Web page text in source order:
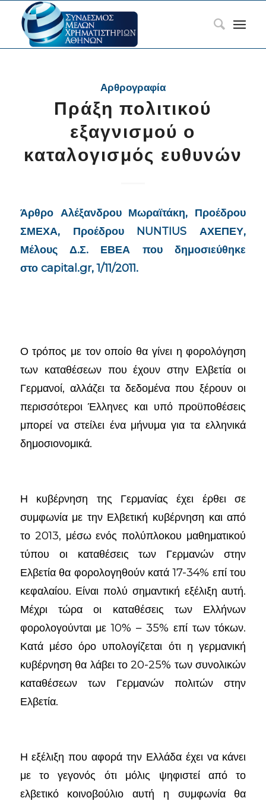
Αρθρογραφία
Πράξη πολιτικού
εξαγνισμού ο
καταλογισμός ευθυνών
Άρθρο Αλέξανδρου Μωραϊτάκη, Προέδρου
ΣΜΕΧΑ, Προέδρου NUNTIUS ΑΧΕΠΕΥ,
Μέλους Δ.Σ. ΕΒΕΑ που δημοσιεύθηκε
στο capital.gr, 1/11/2011.
Ο τρόπος με τον οποίο θα γίνει η φορολόγηση
των καταθέσεων που έχουν στην Ελβετία οι
Γερμανοί, αλλάζει τα δεδομένα που ξέρουν οι
περισσότεροι Έλληνες και υπό προϋποθέσεις
μπορεί να στείλει ένα μήνυμα για τα ελληνικά
δημοσιονομικά.
Η κυβέρνηση της Γερμανίας έχει έρθει σε
συμφωνία με την Ελβετική κυβέρνηση και από
το 2013, μέσω ενός πολύπλοκου μαθηματικού
τύπου οι καταθέσεις των Γερμανών στην
Ελβετία θα φορολογηθούν κατά 17-34% επί του
κεφαλαίου. Είναι πολύ σημαντική εξέλιξη αυτή.
Μέχρι τώρα οι καταθέσεις των Ελλήνων
φορολογούνται με 10% – 35% επί των τόκων.
Κατά μέσο όρο υπολογίζεται ότι η γερμανική
κυβέρνηση θα λάβει το 20-25% των συνολικών
καταθέσεων των Γερμανών πολιτών στην
Ελβετία.
Η εξέλιξη που αφορά την Ελλάδα έχει να κάνει
με το γεγονός ότι μόλις ψηφιστεί από το
ελβετικό κοινοβούλιο αυτή η συμφωνία θα